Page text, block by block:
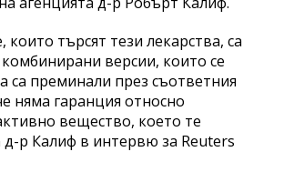
които търсят тези лекарства, са
версии, които се
са преминали през съответния
няма гаранция относно
вещество, което те
д-р Калиф в интервю за Reuters